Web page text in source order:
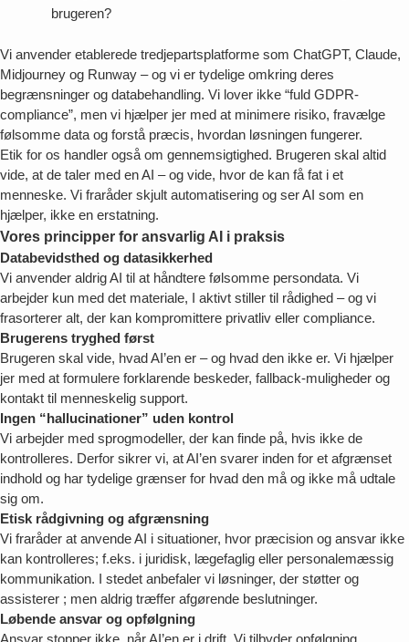
brugeren?
Vi anvender etablerede tredjepartsplatforme som ChatGPT, Claude,
Midjourney og Runway – og vi er tydelige omkring deres
begrænsninger og databehandling. Vi lover ikke “fuld GDPR-
compliance”, men vi hjælper jer med at minimere risiko, fravælge
følsomme data og forstå præcis, hvordan løsningen fungerer.
Etik for os handler også om gennemsigtighed. Brugeren skal altid
vide, at de taler med en AI – og vide, hvor de kan få fat i et
menneske. Vi fraråder skjult automatisering og ser AI som en
hjælper, ikke en erstatning.
Vores principper for ansvarlig AI i praksis
Databevidsthed og datasikkerhed
Vi anvender aldrig AI til at håndtere følsomme persondata. Vi
arbejder kun med det materiale, I aktivt stiller til rådighed – og vi
frasorterer alt, der kan kompromittere privatliv eller compliance.
Brugerens tryghed først
Brugeren skal vide, hvad AI’en er – og hvad den ikke er. Vi hjælper
jer med at formulere forklarende beskeder, fallback-muligheder og
kontakt til menneskelig support.
Ingen “hallucinationer” uden kontrol
Vi arbejder med sprogmodeller, der kan finde på, hvis ikke de
kontrolleres. Derfor sikrer vi, at AI’en svarer inden for et afgrænset
indhold og har tydelige grænser for hvad den må og ikke må udtale
sig om.
Etisk rådgivning og afgrænsning
Vi fraråder at anvende AI i situationer, hvor præcision og ansvar ikke
kan kontrolleres; f.eks. i juridisk, lægefaglig eller personalemæssig
kommunikation. I stedet anbefaler vi løsninger, der støtter og
assisterer ; men aldrig træffer afgørende beslutninger.
Løbende ansvar og opfølgning
Ansvar stopper ikke, når AI’en er i drift. Vi tilbyder opfølgning,